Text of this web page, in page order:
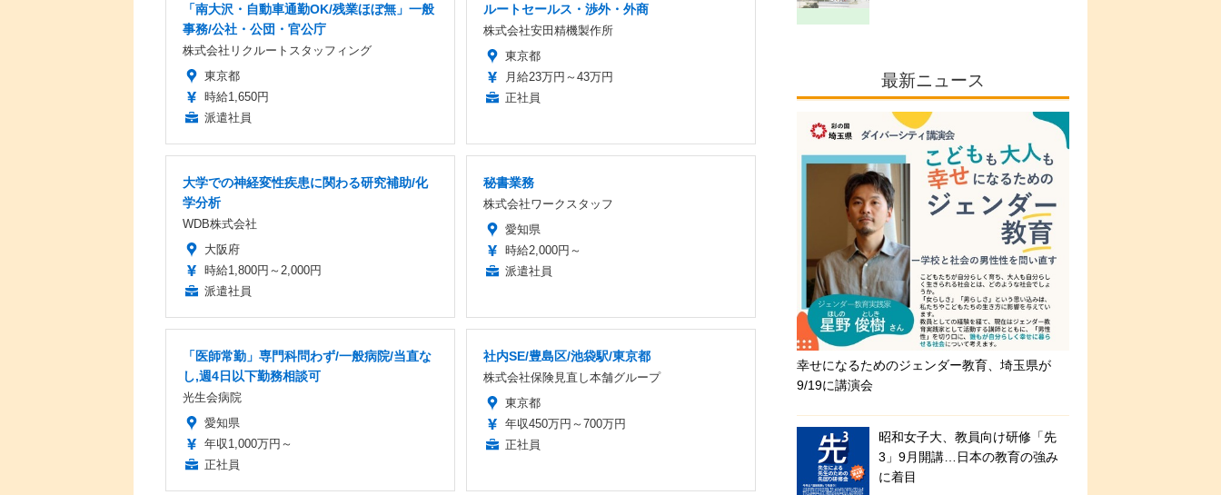
「南大沢・自動車通勤OK/残業ほぼ無」一般
事務/公社・公団・官公庁
株式会社リクルートスタッフィング
東京都
時給1,650円
派遣社員
ルートセールス・渉外・外商
株式会社安田精機製作所
東京都
月給23万円～43万円
正社員
大学での神経変性疾患に関わる研究補助/化
学分析
WDB株式会社
大阪府
時給1,800円～2,000円
派遣社員
秘書業務
株式会社ワークスタッフ
愛知県
時給2,000円～
派遣社員
「医師常勤」専門科問わず/一般病院/当直な
し,週4日以下勤務相談可
光生会病院
愛知県
年収1,000万円～
正社員
社内SE/豊島区/池袋駅/東京都
株式会社保険見直し本舗グループ
東京都
年収450万円～700万円
正社員
最新ニュース
幸せになるためのジェンダー教育、埼玉県が
9/19に講演会
昭和女子大、教員向け研修「先
3」9月開講…日本の教育の強み
に着目